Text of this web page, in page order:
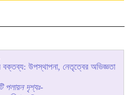
বক্তব্য: উপস্থাপনা, নেতৃত্বের অভিজ্ঞতা
পলায়ন দৃশ্যঃ-